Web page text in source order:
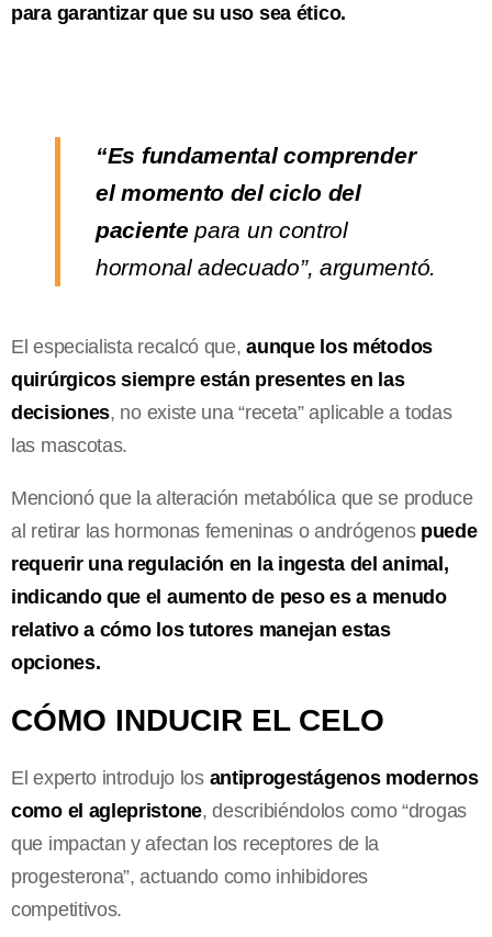
para garantizar que su uso sea ético.
“Es fundamental comprender
el momento del ciclo del
paciente para un control
hormonal adecuado”, argumentó.
El especialista recalcó que,aunque los métodos
quirúrgicos siempre están presentes en las
decisiones, no existe una “receta” aplicable a todas
las mascotas.
Mencionó que la alteración metabólica que se produce
al retirar las hormonas femeninas o andrógenos puede
requerir una regulación en la ingesta del animal,
indicando que el aumento de peso es a menudo
relativo a cómo los tutores manejan estas
opciones.
CÓMO INDUCIR EL CELO
El experto introdujo los antiprogestágenos modernos
como el aglepristone, describiéndolos como “drogas
que impactan y afectan los receptores de la
progesterona”, actuando como inhibidores
competitivos.